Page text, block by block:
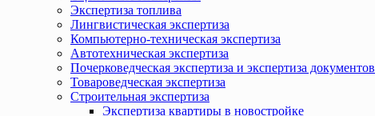
Экспертиза топлива
Лингвистическая экспертиза
Компьютерно-техническая экспертиза
Автотехническая экспертиза
Почерковедческая экспертиза и экспертиза документов
Товароведческая экспертиза
Строительная экспертиза
Экспертиза квартиры в новостройке